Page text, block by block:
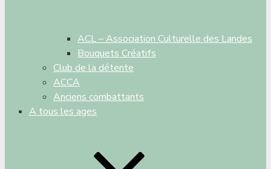
ACL – Association Culturelle des Landes
Bouquets Créatifs
Club de la détente
ACCA
Anciens combattants
A tous les ages